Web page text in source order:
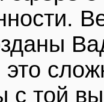
с той